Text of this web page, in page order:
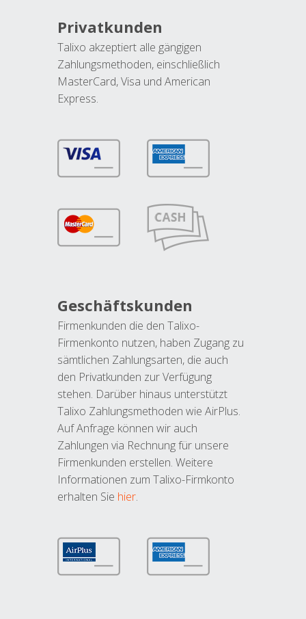
Privatkunden
Talixo akzeptiert alle gängigen
Zahlungsmethoden, einschließlich
MasterCard, Visa und American
Express.
Geschäftskunden
Firmenkunden die den Talixo-
Firmenkonto nutzen, haben Zugang zu
sämtlichen Zahlungsarten, die auch
den Privatkunden zur Verfügung
stehen. Darüber hinaus unterstützt
Talixo Zahlungsmethoden wie AirPlus.
Auf Anfrage können wir auch
Zahlungen via Rechnung für unsere
Firmenkunden erstellen. Weitere
Informationen zum Talixo-Firmkonto
erhalten Sie hier.